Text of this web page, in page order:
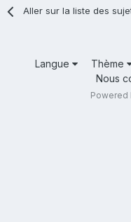
Aller sur la liste des
Langue Thème
Nous
Powered